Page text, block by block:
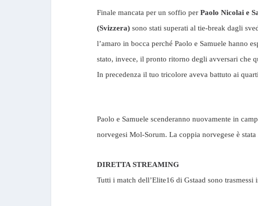
Finale mancata per un soffio perPaolo Nicolai e
(Svizzera) sono stati superati al tie-break dagli
l’amaro in bocca perché Paolo e Samuele hanno
stato, invece, il pronto ritorno degli avversari che
In precedenza il tuo tricolore aveva battuto ai
Paolo e Samuele scenderanno nuovamente in
norvegesi Mol-Sorum. La coppia norvegese è
DIRETTA STREAMING
Tutti i match dell’Elite16 di Gstaad sono